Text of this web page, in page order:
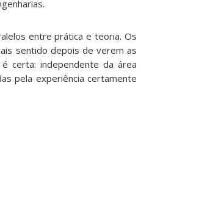
entre prática e teoria. Os
sentido depois de verem as
certa: independente da área
pela experiência certamente